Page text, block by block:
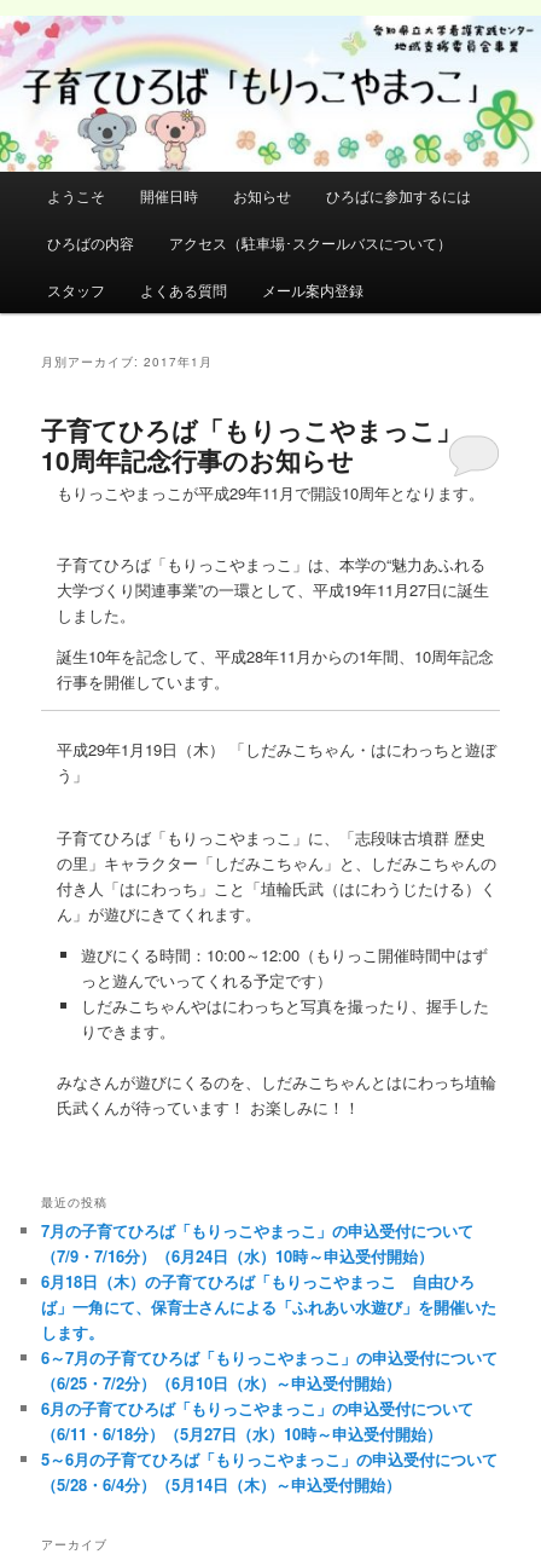
メ
イ
ン
ン
テ
サ
ブ
コ
テ
ン
検
ュ
ようこそ 開催日時 お知らせ ひろばに参加するには
ひろばの内容 アクセス（駐車場･スクールバスについて）
スタッフ よくある質問 メール案内登録
月別アーカイブ:2017年1月
子育てひろば「もりっこやまっこ」
10周年記念行事のお知らせ
もりっこやまっこが平成29年11月で開設10周年となります。
子育てひろば「もりっこやまっこ」は、本学の“魅力あふれる
大学づくり関連事業”の一環として、平成19年11月27日に誕生
しました。
誕生10年を記念して、平成28年11月からの1年間、10周年記念
行事を開催しています。
平成29年1月19日（木） 「しだみこちゃん・はにわっちと遊ぼ
う」
子育てひろば「もりっこやまっこ」に、「志段味古墳群 歴史
の里」キャラクター「しだみこちゃん」と、しだみこちゃんの
付き人「はにわっち」こと「埴輪氏武（はにわうじたける）く
ん」が遊びにきてくれます。
遊びにくる時間：10:00～12:00（もりっこ開催時間中はず
っと遊んでいってくれる予定です）
しだみこちゃんやはにわっちと写真を撮ったり、握手した
りできます。
みなさんが遊びにくるのを、しだみこちゃんとはにわっち埴輪
氏武くんが待っています！ お楽しみに！！
最近の投稿
7月の子育てひろば「もりっこやまっこ」の申込受付について
（7/9・7/16分）（6月24日（水）10時～申込受付開始）
6月18日（木）の子育てひろば「もりっこやまっこ 自由ひろ
ば」一角にて、保育士さんによる「ふれあい水遊び」を開催いた
します。
6～7月の子育てひろば「もりっこやまっこ」の申込受付について
（6/25・7/2分）（6月10日（水）～申込受付開始）
6月の子育てひろば「もりっこやまっこ」の申込受付について
（6/11・6/18分）（5月27日（水）10時～申込受付開始）
5～6月の子育てひろば「もりっこやまっこ」の申込受付について
（5/28・6/4分）（5月14日（木）～申込受付開始）
アーカイブ